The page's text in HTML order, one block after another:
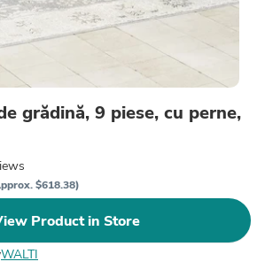
grădină, 9 piese, cu perne,
$618.38)
Product in Store
WALTI